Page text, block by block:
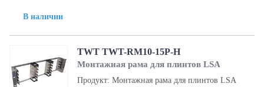
В наличии
TWT TWT-RM10-15P-H
Монтажная рама для плинтов LSA
Продукт: Монтажная рама для плинтов LSA